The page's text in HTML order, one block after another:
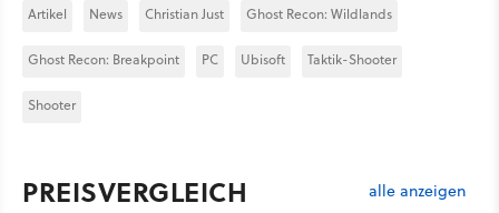
Artikel News Christian Just Ghost Recon: Wildlands
Ghost Recon: Breakpoint PC Ubisoft Taktik-Shooter
Shooter
PREISVERGLEICH alle anzeigen